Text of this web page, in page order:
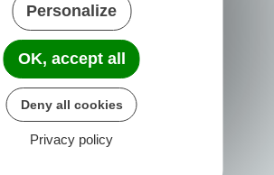
PRIGONRIEUX
1 Place du Groupe Loiseau
Personalize
OK, accept all
Deny all cookies
Privacy policy